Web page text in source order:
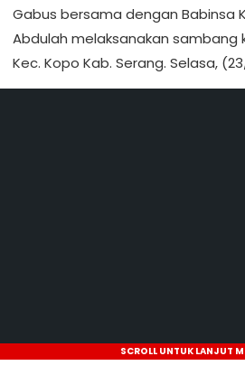
Gabus bersama dengan Babinsa
Abdulah melaksanakan sambang
Kec. Kopo Kab. Serang. Selasa,
SCROLL UNTUK LANJUT